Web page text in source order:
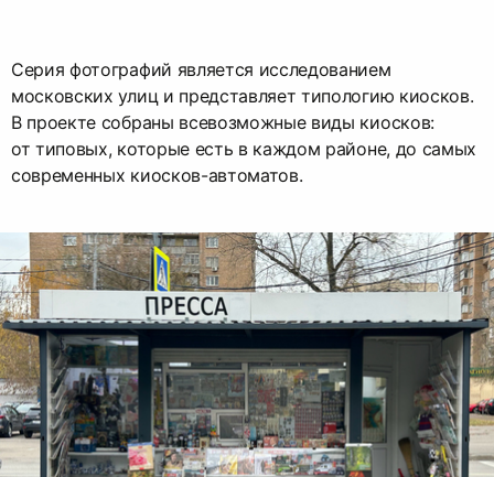
Серия фотографий является исследованием
московских улиц и представляет типологию киосков.
В проекте собраны всевозможные виды киосков:
от типовых, которые есть в каждом районе, до самых
современных киосков-автоматов.